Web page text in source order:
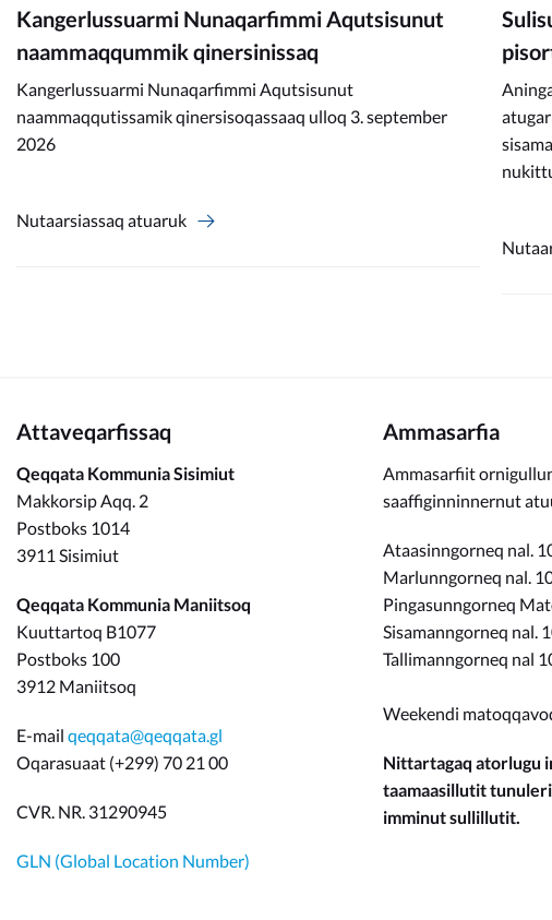
Kangerlussuarmi Nunaqarfimmi Aqutsisunut
naammaqqummik qinersinissaq
Kangerlussuarmi Nunaqarfimmi Aqutsisunut
naammaqqutissamik qinersisoqassaaq ulloq 3. september
2026
Nutaarsiassaq atuaruk
Attaveqarfissaq
Qeqqata Kommunia Sisimiut
Makkorsip Aqq. 2
Postboks 1014
3911 Sisimiut
Qeqqata Kommunia Maniitsoq
Kuuttartoq B1077
Postboks 100
3912 Maniitsoq
E-mail qeqqata@qeqqata.gl
Oqarasuaat (+299) 70 21 00
CVR. NR. 31290945
GLN (Global Location Number)
Ammasarfia
Ammasarfiit
saaffiginninnernut
Ataasinngorneq nal.
Marlunngorneq nal.
Pingasunngorneq
Sisamanngorneq nal.
Tallimanngorneq nal
Weekendi
Nittartagaq atorlugu
taamaasillutit
imminut sullillutit.